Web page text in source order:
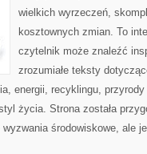
wielkich wyrzeczeń,
kosztownych zmian. To
czytelnik może znaleźć
zrozumiałe teksty
energii, recyklingu,
życia. Strona została
wyzwania środowiskowe, ale